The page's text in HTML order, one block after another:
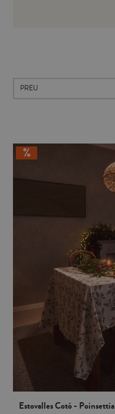
PREU
Estovalles Cotó - Poinsettia